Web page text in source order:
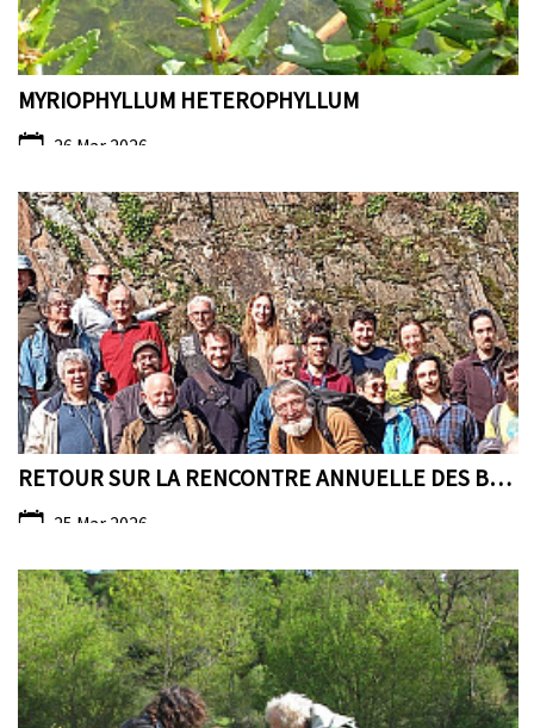
MYRIOPHYLLUM HETEROPHYLLUM
26 Mar 2026
RETOUR SUR LA RENCONTRE ANNUELLE DES BOTANISTES BÉ...
25 Mar 2026